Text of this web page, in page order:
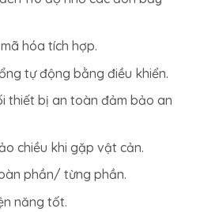
hóa tích hợp.
tự động bằng điều khiển.
thiết bị an toàn đảm bảo an
chiều khi gặp vật cản.
phần/ từng phần.
năng tốt.